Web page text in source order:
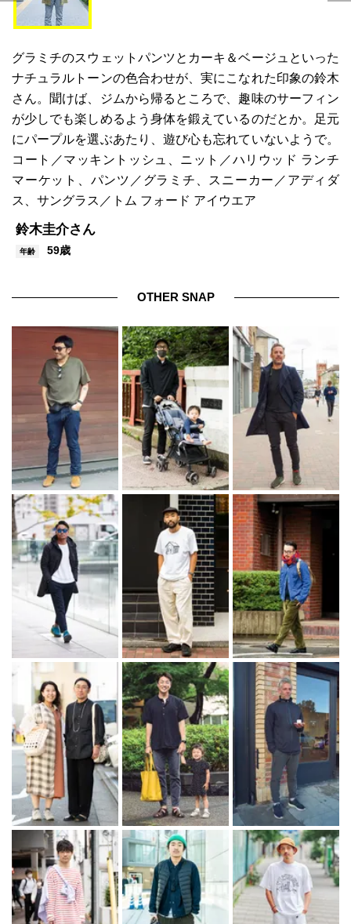
グラミチのスウェットパンツとカーキ＆ベージュといった
ナチュラルトーンの色合わせが、実にこなれた印象の鈴木
さん。聞けば、ジムから帰るところで、趣味のサーフィン
が少しでも楽しめるよう身体を鍛えているのだとか。足元
にパープルを選ぶあたり、遊び心も忘れていないようで。
コート／マッキントッシュ、ニット／ハリウッド ランチ
マーケット、パンツ／グラミチ、スニーカー／アディダ
ス、サングラス／トム フォード アイウエア
鈴木圭介さん
年齢 59歳
OTHER SNAP